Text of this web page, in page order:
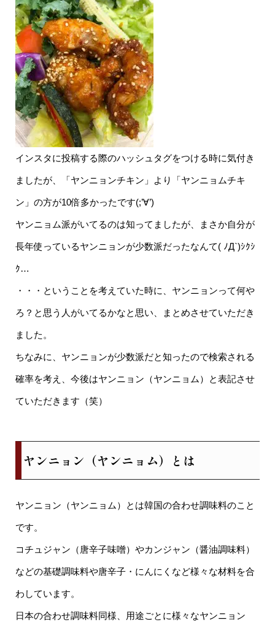
インスタに投稿する際のハッシュタグをつける時に気付き
ましたが、「ヤンニョンチキン」より「ヤンニョムチキ
ン」の方が10倍多かったです(;’∀’)
ヤンニョム派がいてるのは知ってましたが、まさか自分が
長年使っているヤンニョンが少数派だったなんて( ﾉД`)ｼｸｼ
ｸ…
・・・ということを考えていた時に、ヤンニョンって何や
ろ？と思う人がいてるかなと思い、まとめさせていただき
ました。
ちなみに、ヤンニョンが少数派だと知ったので検索される
確率を考え、今後はヤンニョン（ヤンニョム）と表記させ
ていただきます（笑）
ヤンニョン（ヤンニョム）とは
ヤンニョン（ヤンニョム）とは韓国の合わせ調味料のこと
です。
コチュジャン（唐辛子味噌）やカンジャン（醤油調味料）
などの基礎調味料や唐辛子・にんにくなど様々な材料を合
わしています。
日本の合わせ調味料同様、用途ごとに様々なヤンニョン